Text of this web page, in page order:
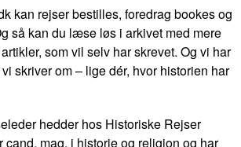
kan rejser bestilles, foredrag bookes og
så kan du læse løs i arkivet med mere
som vil selv har skrevet. Og vi har
skriver om – lige dér, hvor historien har
hedder hos Historiske Rejser
cand. mag. i historie og religion og har